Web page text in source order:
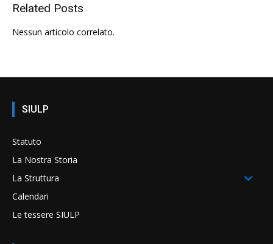
Related Posts
Nessun articolo correlato.
SIULP
Statuto
La Nostra Storia
La Struttura
Calendari
Le tessere SIULP